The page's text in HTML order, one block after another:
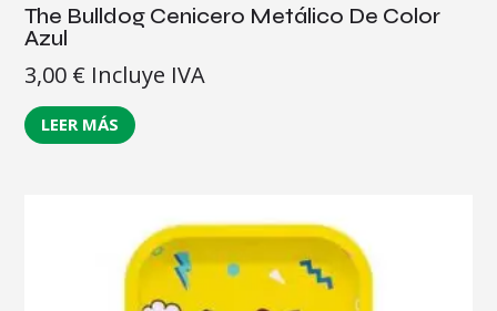
The Bulldog Cenicero Metálico De Color
Azul
3,00 € Incluye IVA
LEER MÁS